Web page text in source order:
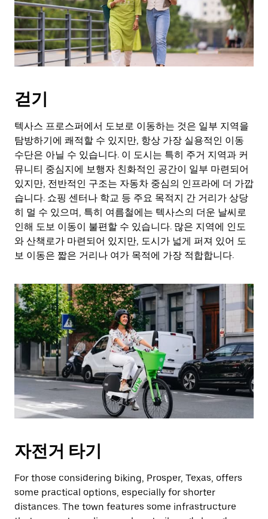
걷기
텍사스 프로스퍼에서 도보로 이동하는 것은 일부 지역을
탐방하기에 쾌적할 수 있지만, 항상 가장 실용적인 이동
수단은 아닐 수 있습니다. 이 도시는 특히 주거 지역과 커
뮤니티 중심지에 보행자 친화적인 공간이 일부 마련되어
있지만, 전반적인 구조는 자동차 중심의 인프라에 더 가깝
습니다. 쇼핑 센터나 학교 등 주요 목적지 간 거리가 상당
히 멀 수 있으며, 특히 여름철에는 텍사스의 더운 날씨로
인해 도보 이동이 불편할 수 있습니다. 많은 지역에 인도
와 산책로가 마련되어 있지만, 도시가 넓게 퍼져 있어 도
보 이동은 짧은 거리나 여가 목적에 가장 적합합니다.
자전거 타기
For those considering biking, Prosper, Texas, offers
some practical options, especially for shorter
distances. The town features some infrastructure